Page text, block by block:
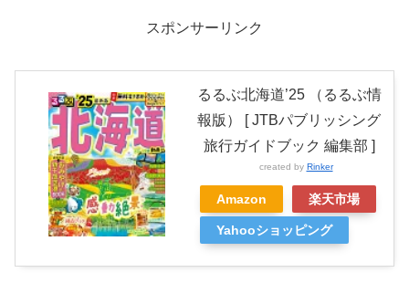
スポンサーリンク
るるぶ北海道’25 （るるぶ情
報版） [ JTBパブリッシング
旅行ガイドブック 編集部 ]
created by Rinker
Amazon 楽天市場
Yahooショッピング